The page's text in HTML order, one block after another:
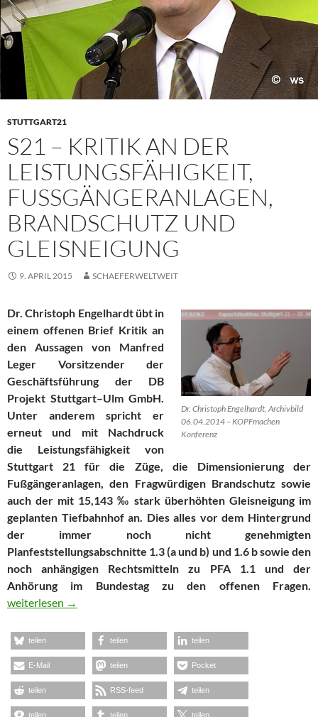
STUTTGART21
S21 – KRITIK AN DER
LEISTUNGSFÄHIGKEIT,
FUSSGÄNGERANLAGEN, B
RANDSCHUTZ UND G
LEISNEIGUNG
9. APRIL 2015 SCHAEFERWELTWEIT
Dr. Christoph Engelhardt, Archivbild
06.04.2014 – KOPFmachen
Konferenz
Dr. Christoph Engelhardt übt in
einem offenen Brief Kritik an
den Aussagen von Manfred
Leger Vorsitzender der
Geschäftsführung der DB
Projekt Stuttgart–Ulm GmbH.
Unter anderem spricht er
erneut und mit Nachdruck
die Leistungsfähigkeit von
Stuttgart 21 für die Züge, die Dimensionierung der
Fußgängeranlagen, den Fragwürdigen Brandschutz sowie
auch der mit 15,143 ‰ stark überhöhten Gleisneigung im
geplanten Tiefbahnhof an. Dies alles vor dem Hintergrund
der immer noch nicht genehmigten
Planfeststellungsabschnitte 1.3 (a und b) und 1.6 b sowie den
noch anhängigen Rechtsmitteln zu PFA 1.1 und der
Anhörung im Bundestag zu den offenen Fragen.
S21 – Kritik an der Leistungsfähigkeit, Fußgängeranlagen,
weiterlesen →
teilen teilen teilen
E-Mail teilen Pocket
teilen RSS-feed teilen
teilen teilen teilen